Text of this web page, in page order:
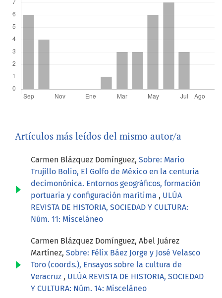
Artículos más leídos del mismo autor/a
Carmen Blázquez Domínguez, Sobre: Mario
Trujillo Bolio, El Golfo de México en la centuria
decimonónica. Entornos geográficos, formación
portuaria y configuración marítima , ULÚA
REVISTA DE HISTORIA, SOCIEDAD Y CULTURA:
Núm. 11: Misceláneo
Carmen Blázquez Domínguez, Abel Juárez
Martínez, Sobre: Félix Báez Jorge y José Velasco
Toro (coords.), Ensayos sobre la cultura de
Veracruz , ULÚA REVISTA DE HISTORIA, SOCIEDAD
Y CULTURA: Núm. 14: Misceláneo